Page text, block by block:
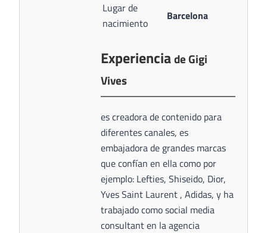
Lugar de
nacimiento
Barcelona
Experienciade Gigi
Vives
es creadora de contenido para
diferentes canales, es
embajadora de grandes marcas
que confían en ella como por
ejemplo: Lefties, Shiseido, Dior,
Yves Saint Laurent , Adidas, y ha
trabajado como social media
consultant en la agencia